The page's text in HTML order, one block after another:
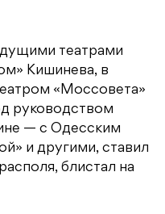
театрами
Кишинева, в
«Моссовета»
руководством
— с Одесским
и другими, ставил
блистал на